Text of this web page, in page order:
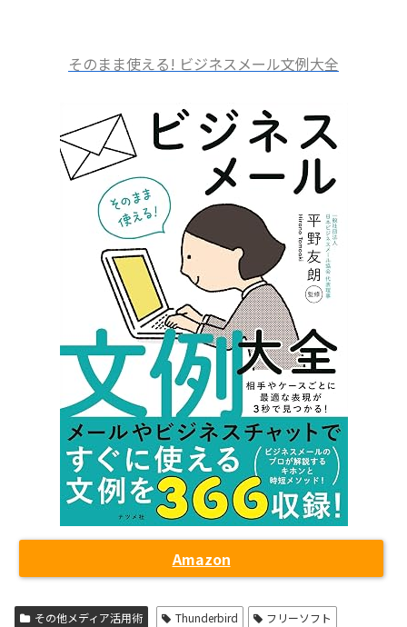
そのまま使える! ビジネスメール文例大全
Amazon
その他メディア活用術 Thunderbird
フリーソフト